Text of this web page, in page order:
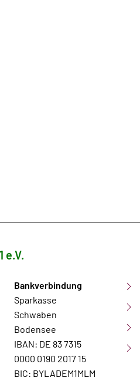
e.V.
Bankverbindung
Sparkasse
Schwaben
Bodensee
IBAN: DE 83 7315
0000 0190 2017 15
BIC: BYLADEM1MLM